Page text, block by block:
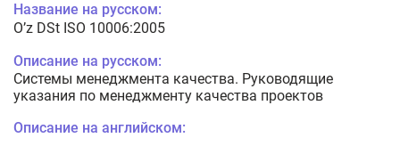
Название на русском:
O’z DSt ISO 10006:2005
Описание на русском:
Системы менеджмента качества. Руководящие
указания по менеджменту качества проектов
Описание на английском: